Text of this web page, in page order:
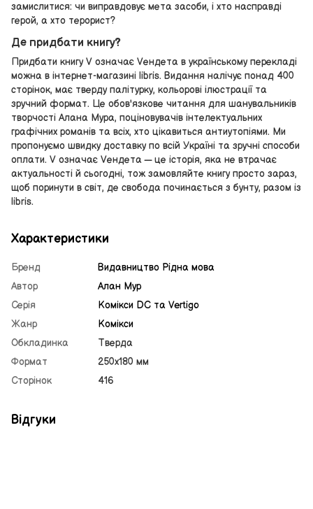
замислитися: чи виправдовує мета засоби, і хто насправді
герой, а хто терорист?
Де придбати книгу?
Придбати книгу V означає Vендета в українському перекладі
можна в інтернет-магазині libris. Видання налічує понад 400
сторінок, має тверду палітурку, кольорові ілюстрації та
зручний формат. Це обов'язкове читання для шанувальників
творчості Алана Мура, поціновувачів інтелектуальних
графічних романів та всіх, хто цікавиться антиутопіями. Ми
пропонуємо швидку доставку по всій Україні та зручні способи
оплати. V означає Vендета — це історія, яка не втрачає
актуальності й сьогодні, тож замовляйте книгу просто зараз,
щоб поринути в світ, де свобода починається з бунту, разом із
libris.
Характеристики
Бренд
Видавництво Рiдна мова
Автор
Алан Мур
Серія
Комікси DC та Vertigo
Жанр
Комікси
Обкладинка
Тверда
Формат
250х180 мм
Сторінок
416
Відгуки